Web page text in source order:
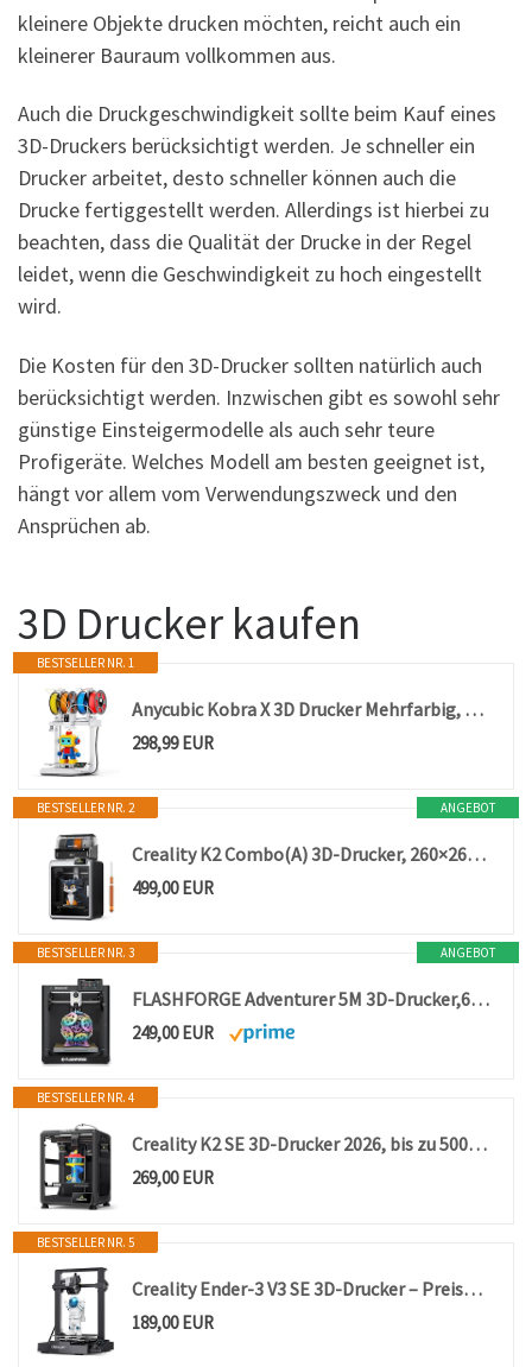
kleinere Objekte drucken möchten, reicht auch ein
kleinerer Bauraum vollkommen aus.
Auch die Druckgeschwindigkeit sollte beim Kauf eines
3D-Druckers berücksichtigt werden. Je schneller ein
Drucker arbeitet, desto schneller können auch die
Drucke fertiggestellt werden. Allerdings ist hierbei zu
beachten, dass die Qualität der Drucke in der Regel
leidet, wenn die Geschwindigkeit zu hoch eingestellt
wird.
Die Kosten für den 3D-Drucker sollten natürlich auch
berücksichtigt werden. Inzwischen gibt es sowohl sehr
günstige Einsteigermodelle als auch sehr teure
Profigeräte. Welches Modell am besten geeignet ist,
hängt vor allem vom Verwendungszweck und den
Ansprüchen ab.
3D Drucker kaufen
BESTSELLER NR. 1
Anycubic Kobra X 3D Drucker Mehrfarbig, 4-Farbdruck für Anfänger
298,99 EUR
ANGEBOT
BESTSELLER NR. 2
Creality K2 Combo(A) 3D-Drucker, 260×260×260 mm Bauvolumen, Multicolor-Druck mit bis zu 16 Farben, beheizter Druckraum, Dual-AI-Kameras & Servo-Motoren, Plug-&-Play
499,00 EUR
ANGEBOT
BESTSELLER NR. 3
FLASHFORGE Adventurer 5M 3D-Drucker,600mm/s Hochgeschwindigkeitsdruck,12X Schneller mit automatischer Nivellierung 3D-Drucker große,Schnell Abnehmbare 280°C 3D-Druckdüse,Druckgröße 220x220x220mm
249,00 EUR
BESTSELLER NR. 4
Creality K2 SE 3D-Drucker 2026, bis zu 500 mm/s Hochgeschwindigkeitsdruck, Direktextruder, Auto-Nivellierung, Vibrationskontrolle, 220 × 215 × 245 mm Bauraum
269,00 EUR
BESTSELLER NR. 5
Creality Ender-3 V3 SE 3D-Drucker – Preiswerter 3D-Drucker für Einsteiger mit Auto-Nivellierung, Sprite Direct Extruder, 250 mm/s Druckgeschwindigkeit, 220 × 220 × 250 mm Bauraum
189,00 EUR